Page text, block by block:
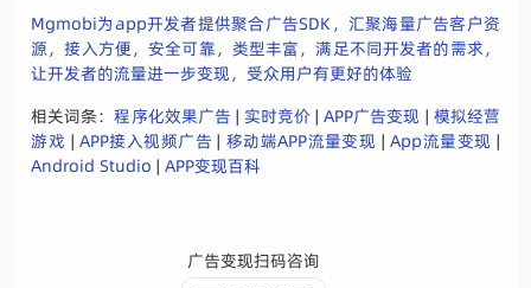
Mgmobi为app开发者提供聚合广告SDK，汇聚海量广告客户资
源，接入方便，安全可靠，类型丰富，满足不同开发者的需求，
让开发者的流量进一步变现，受众用户有更好的体验
相关词条：程序化效果广告 | 实时竞价 |APP广告变现 | 模拟经营
游戏 | APP接入视频广告 | 移动端APP流量变现 |App流量变现 |
Android Studio |APP变现百科
广告变现扫码咨询